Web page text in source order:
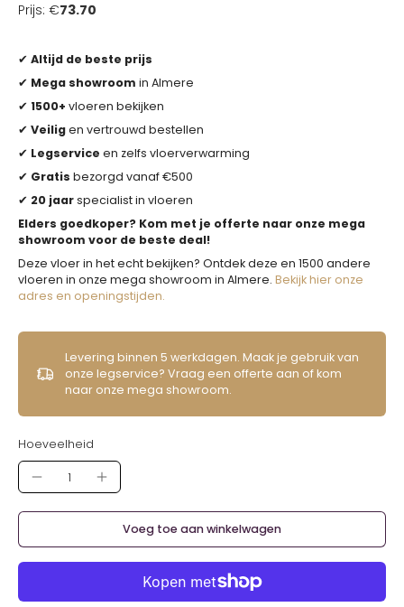
Prijs: €73.70
✔ Altijd de beste prijs
✔ Mega showroom in Almere
✔ 1500+ vloeren bekijken
✔ Veiligen vertrouwd bestellen
✔ Legservice en zelfs vloerverwarming
✔ Gratis bezorgd vanaf €500
✔ 20 jaarspecialist in vloeren
Elders goedkoper? Kom met je offerte naar onze mega
showroom voor de beste deal!
Deze vloer in het echt bekijken? Ontdek deze en 1500 andere
vloeren in onze mega showroom in Almere. Bekijk hier onze
adres en openingstijden.
Levering binnen 5 werkdagen. Maak je gebruik van
onze legservice? Vraag een offerte aan of kom
naar onze mega showroom.
Hoeveelheid
Voeg toe aan winkelwagen